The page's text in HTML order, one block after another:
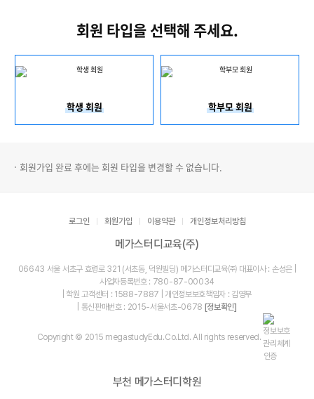
회원 타입을 선택해 주세요.
학생 회원 학부모 회원
회원가입 완료 후에는 회원 타입을 변경할 수 없습니다.
로그인 회원가입 이용약관 개인정보처리방침
메가스터디교육(주)
06643 서울 서초구 효령로 321 (서초동, 덕원빌딩) 메가스터디교육㈜ 대표이사 : 손성은 |
사업자등록번호 : 780-87-00034
| 학원 고객센터 : 1588-7887 | 개인정보보호책임자 : 김영무
| 통신판매번호 : 2015-서울서초-0678 [정보확인]
Copyright © 2015 megastudyEdu.Co.Ltd. All rights reserved.
부천 메가스터디학원